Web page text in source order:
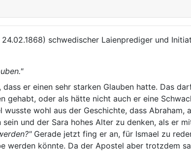
schwedischer Laienprediger und
er einen sehr starken Glauben hatte. Das
gehabt, oder als hätte nicht auch er eine
wohl aus der Geschichte, dass Abraham,
und der Sara hohes Alter zu denken, als er
Gerade jetzt fing er an, für Ismael zu
werden könnte. Da der Apostel aber trotzdem